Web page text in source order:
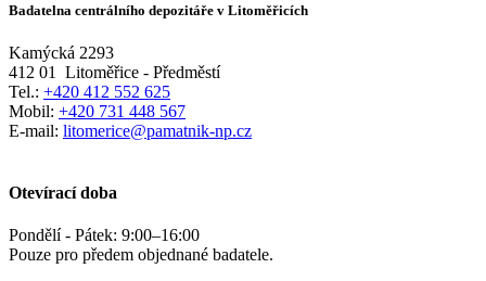
Badatelna centrálního depozitáře v Litoměřicích
Kamýcká 2293
412 01
Litoměřice - Předměstí
Tel.: +420 412 552 625
Mobil: +420 731 448 567
E-mail: litomerice@pamatnik-np.cz
Otevírací doba
Pondělí - Pátek: 9:00–16:00
Pouze pro předem objednané badatele.